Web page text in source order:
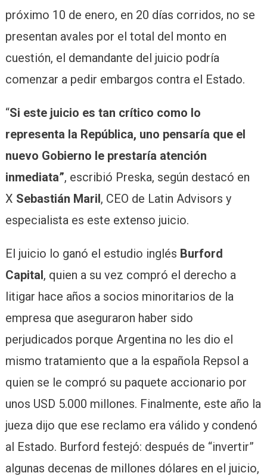
próximo 10 de enero, en 20 días corridos, no se
presentan avales por el total del monto en
cuestión, el demandante del juicio podría
comenzar a pedir embargos contra el Estado.
“Si este juicio es tan crítico como lo
representa la República, uno pensaría que el
nuevo Gobierno le prestaría atención
inmediata”, escribió Preska, según destacó en
X Sebastián Maril, CEO de Latin Advisors y
especialista es este extenso juicio.
El juicio lo ganó el estudio inglés Burford
Capital, quien a su vez compró el derecho a
litigar hace años a socios minoritarios de la
empresa que aseguraron haber sido
perjudicados porque Argentina no les dio el
mismo tratamiento que a la española Repsol a
quien se le compró su paquete accionario por
unos USD 5.000 millones. Finalmente, este año la
jueza dijo que ese reclamo era válido y condenó
al Estado. Burford festejó: después de “invertir”
algunas decenas de millones dólares en el juicio,